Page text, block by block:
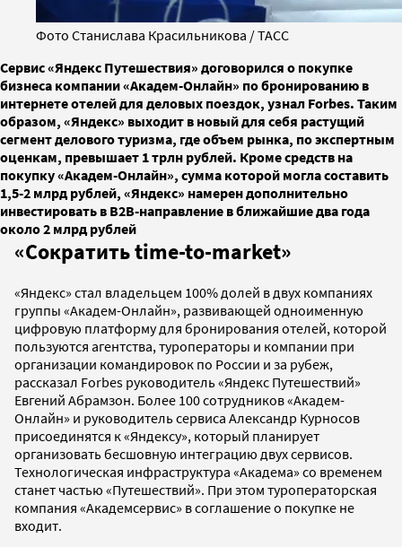
Фото Станислава Красильникова / ТАСС
Сервис «Яндекс Путешествия» договорился о покупке
бизнеса компании «Академ-Онлайн» по бронированию в
интернете отелей для деловых поездок, узнал Forbes. Таким
образом, «Яндекс» выходит в новый для себя растущий
сегмент делового туризма, где объем рынка, по экспертным
оценкам, превышает 1 трлн рублей. Кроме средств на
покупку «Академ-Онлайн», сумма которой могла составить
1,5-2 млрд рублей, «Яндекс» намерен дополнительно
инвестировать в В2В-направление в ближайшие два года
около 2 млрд рублей
«Сократить time-to-market»
«Яндекс» стал владельцем 100% долей в двух компаниях
группы «Академ-Онлайн», развивающей одноименную
цифровую платформу для бронирования отелей, которой
пользуются агентства, туроператоры и компании при
организации командировок по России и за рубеж,
рассказал Forbes руководитель «Яндекс Путешествий»
Евгений Абрамзон. Более 100 сотрудников «Академ-
Онлайн» и руководитель сервиса Александр Курносов
присоединятся к «Яндексу», который планирует
организовать бесшовную интеграцию двух сервисов.
Технологическая инфраструктура «Академа» со временем
станет частью «Путешествий». При этом туроператорская
компания «Академсервис» в соглашение о покупке не
входит.